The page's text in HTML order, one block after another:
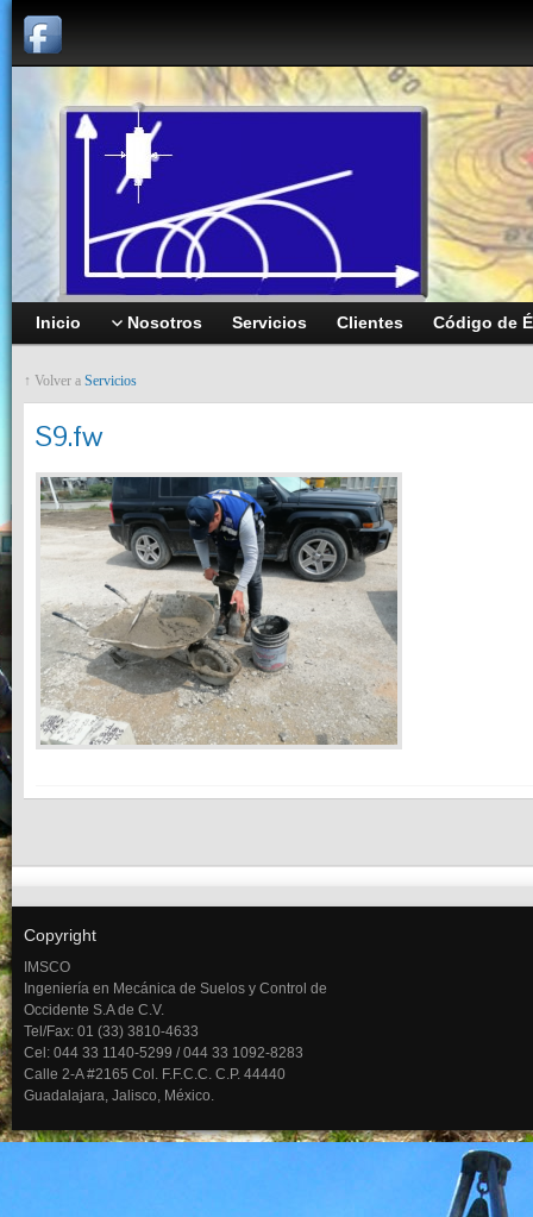
Inicio Nosotros Servicios Clientes Código de
↑ Volver a Servicios
S9.fw
Copyright
IMSCO
Ingeniería en Mecánica de Suelos y Control de
Occidente S.A de C.V.
Tel/Fax: 01 (33) 3810-4633
Cel: 044 33 1140-5299 / 044 33 1092-8283
Calle 2-A #2165 Col. F.F.C.C. C.P. 44440
Guadalajara, Jalisco, México.